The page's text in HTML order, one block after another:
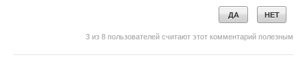
ДА НЕТ
3 из 8 пользователей считают этот комментарий полезным
Ваше имя *
многоступенчатой системой очистки. Система очистки
BREZZA XS [RCB 75] включает три этапа обработки воздуха: